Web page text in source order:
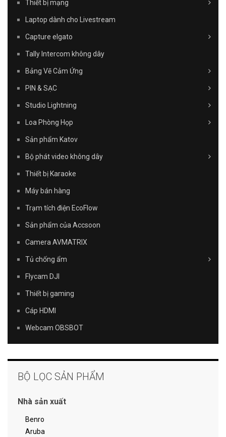
Thiết bị mạng
Laptop dành cho Livestream
Capture elgato
Tally Intercom không dây
Bảng Vẽ Cảm Ứng
PIN & SẠC
Studio Lightning
Loa Phòng Họp
Sản phẩm Katov
Bộ phát video không dây
Thiết bị Karaoke
Máy bán hàng
Trạm tích điện EcoFlow
Sản phẩm của Accsoon
Camera AVMATRIX
Tủ chống ẩm
Flycam DJI
Thiết bị gaming
Cáp HDMI
Webcam OBSBOT
BỘ LỌC SẢN PHẨM
Nhà sản xuất
Benro
Aruba